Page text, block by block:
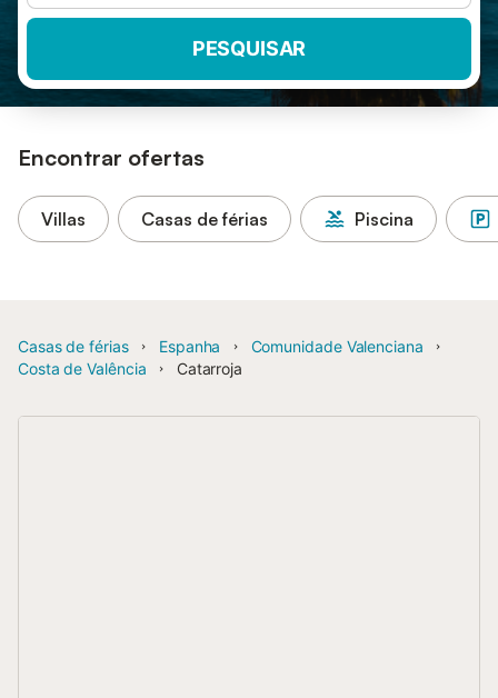
PESQUISAR
Encontrar ofertas
Villas Casas de férias Piscina
Casas de férias Espanha
Comunidade Valenciana
Costa de Valência
Catarroja